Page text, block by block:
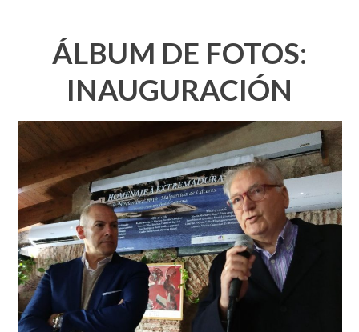
ÁLBUM DE FOTOS:
INAUGURACIÓN